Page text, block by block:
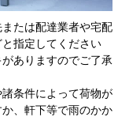
たは配達業者や宅配
指定してください
ありますのでご了承
条件によって荷物が
、軒下等で雨のかか